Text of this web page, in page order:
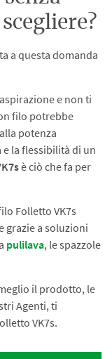
a questa domanda
e non ti
filo potrebbe
potenza
e la flessibilità di un
è ciò che fa per
Folletto VK7s
grazie a soluzioni
pulilava, le spazzole
il prodotto, le
Agenti, ti
VK7s.